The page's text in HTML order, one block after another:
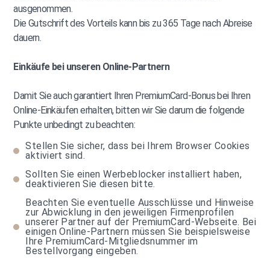
ausgenommen.
Die Gutschrift des Vorteils kann bis zu 365 Tage nach Abreise
dauern.
Einkäufe bei unseren Online-Partnern
Damit Sie auch garantiert Ihren PremiumCard-Bonus bei Ihren
Online-Einkäufen erhalten, bitten wir Sie darum die folgende
Punkte unbedingt zu beachten:
Stellen Sie sicher, dass bei Ihrem Browser Cookies
aktiviert sind.
Sollten Sie einen Werbeblocker installiert haben,
deaktivieren Sie diesen bitte.
Beachten Sie eventuelle Ausschlüsse und Hinweise
zur Abwicklung in den jeweiligen Firmenprofilen
unserer Partner auf der PremiumCard-Webseite. Bei
einigen Online-Partnern müssen Sie beispielsweise
Ihre PremiumCard-Mitgliedsnummer im
Bestellvorgang eingeben.